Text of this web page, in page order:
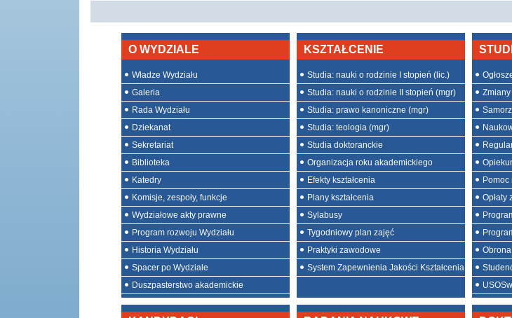
O WYDZIALE
Władze Wydziału
Galeria
Rada Wydziału
Dziekanat
Sekretariat
Biblioteka
Katedry
Komisje, zespoły, funkcje
Wydziałowe akty prawne
Program rozwoju Wydziału
Historia Wydziału
Spacer po Wydziale
Duszpasterstwo akademickie
KSZTAŁCENIE
Studia: nauki o rodzinie I stopień (lic.)
Studia: nauki o rodzinie II stopień (mgr)
Studia: prawo kanoniczne (mgr)
Studia: teologia (mgr)
Studia doktoranckie
Organizacja roku akademickiego
Efekty kształcenia
Plany kształcenia
Sylabusy
Tygodniowy plan zajęć
Praktyki zawodowe
System Zapewnienia Jakości Kształcenia
Opłaty